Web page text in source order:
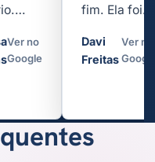
mais
Ver no
Google
fim. Ela foi
atenciosa,
ágil,
Davi
Freitas
Ver no